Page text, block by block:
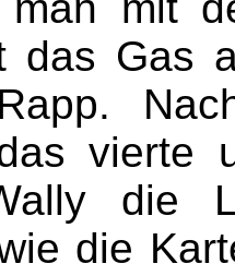
das Gas
vierte
die
die